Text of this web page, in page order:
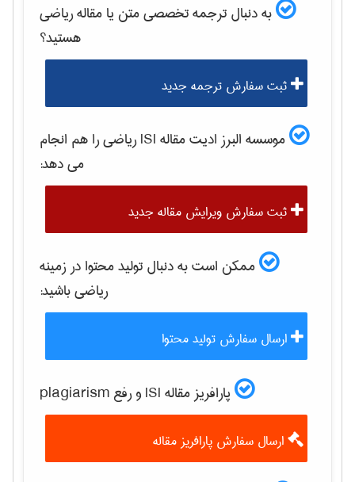
به دنبال ترجمه تخصصی متن یا مقالهرياضی
هستید؟
ثبت سفارش ترجمه جدید
موسسه البرز ادیت مقاله ISI رياضیرا هم انجام
می دهد:
ثبت سفارش ویرایش مقاله جدید
ممکن است به دنبال تولید محتوا در زمینه
رياضیباشید:
ارسال سفارش تولید محتوا
پارافریز مقاله ISI و رفع plagiarism
ارسال سفارش پارافریز مقاله